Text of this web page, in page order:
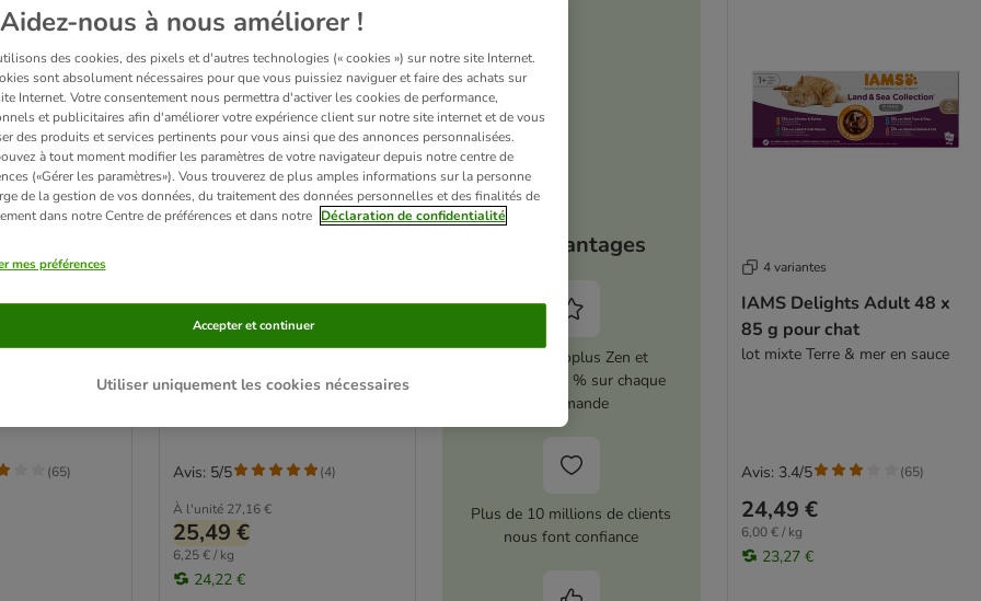
Adult 48 x
mer en gelée
(65)
IAMS Advanced Nutrition
Kitten poulet en sauce pour
chaton
48 x 85 g
À l'unité 27,16 €
25,49 €
6,25 € / kg
24,22 €
Avis: 5/5 (4)
Vos avantages
Activez zooplus Zen et
économisez 5 % sur chaque
commande
Plus de 10 millions de clients
nous font confiance
4 variantes
IAMS Delights Adult 48 x
85 g pour chat
lot mixte Terre & mer en sauce
24,49 €
6,00 € / kg
23,27 €
Avis: 3.4/5 (65)
Aidez-nous à nous améliorer !
des cookies, des pixels et d'autres technologies (« cookies ») sur notre site Internet.
sont absolument nécessaires pour que vous puissiez naviguer et faire des achats sur
Internet. Votre consentement nous permettra d'activer les cookies de performance,
et publicitaires afin d'améliorer votre expérience client sur notre site internet et de vous
des produits et services pertinents pour vous ainsi que des annonces personnalisées.
à tout moment modifier les paramètres de votre navigateur depuis notre centre de
(«Gérer les paramètres»). Vous trouverez de plus amples informations sur la personne
de la gestion de vos données, du traitement des données personnelles et des finalités de
dans notre Centre de préférences et dans notre Déclaration de confidentialité
mes préférences
Utiliser uniquement les cookies nécessaires
Accepter et continuer